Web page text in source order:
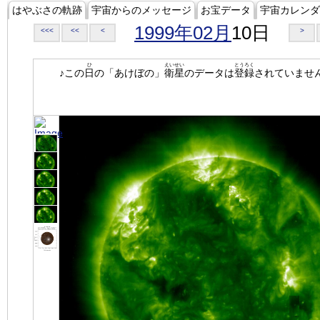
はやぶさの軌跡 宇宙からのメッセージ お宝データ 宇宙カレン
<<< << < 1999年02月 10日 >
♪この日
ひ
の「あけぼの」 衛星
えいせい
のデータは登録
とうろく
されていませ